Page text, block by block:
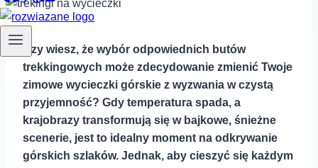
Czy wiesz, że wybór⁤ odpowiednich⁤ butów
trekkingowych może zdecydowanie zmienić Twoje
zimowe wycieczki⁢ górskie z⁤ wyzwania w czystą
przyjemność? Gdy ⁢temperatura spada, a
krajobrazy transformują się w bajkowe, śnieżne
⁢scenerie, jest to⁣ idealny moment na odkrywanie
górskich szlaków.⁢ Jednak, aby cieszyć się każdym